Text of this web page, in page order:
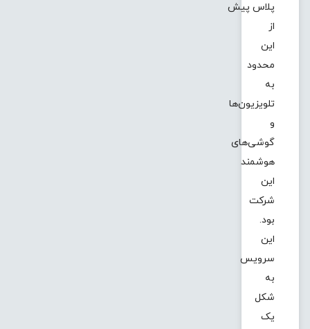
پلاس پیش
از
این
محدود
به
تلویزیون‌ها
و
گوشی‌های
هوشمند
این
شرکت
بود.
این
سرویس
به
شکل
یک